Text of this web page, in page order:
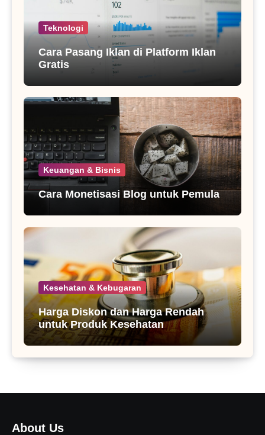
Teknologi
Cara Pasang Iklan di Platform Iklan
Gratis
Keuangan & Bisnis
Cara Monetisasi Blog untuk Pemula
Kesehatan & Kebugaran
Harga Diskon dan Harga Rendah
untuk Produk Kesehatan
About Us